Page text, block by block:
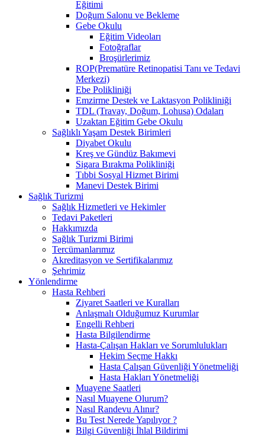
Eğitimi
Doğum Salonu ve Bekleme
Gebe Okulu
Eğitim Videoları
Fotoğraflar
Broşürlerimiz
ROP(Prematüre Retinopatisi Tanı ve Tedavi
Merkezi)
Ebe Polikliniği
Emzirme Destek ve Laktasyon Polikliniği
TDL (Travay, Doğum, Lohusa) Odaları
Uzaktan Eğitim Gebe Okulu
Sağlıklı Yaşam Destek Birimleri
Diyabet Okulu
Kreş ve Gündüz Bakımevi
Sigara Bırakma Polikliniği
Tıbbi Sosyal Hizmet Birimi
Manevi Destek Birimi
Sağlık Turizmi
Sağlık Hizmetleri ve Hekimler
Tedavi Paketleri
Hakkımızda
Sağlık Turizmi Birimi
Tercümanlarımız
Akreditasyon ve Sertifikalarımız
Şehrimiz
Yönlendirme
Hasta Rehberi
Ziyaret Saatleri ve Kuralları
Anlaşmalı Olduğumuz Kurumlar
Engelli Rehberi
Hasta Bilgilendirme
Hasta-Çalışan Hakları ve Sorumlulukları
Hekim Seçme Hakkı
Hasta Çalışan Güvenliği Yönetmeliği
Hasta Hakları Yönetmeliği
Muayene Saatleri
Nasıl Muayene Olurum?
Nasıl Randevu Alınır?
Bu Test Nerede Yapılıyor ?
Bilgi Güvenliği İhlal Bildirimi